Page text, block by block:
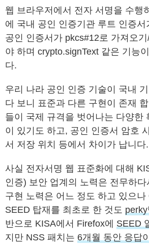
웹 브라우저에서 전자 서명을 수행
에 국내 공인 인증기관 루트 인증
공인 인증서가 pkcs#12로 가져오
야 하며 crypto.signText 같은 기능
다.
우리 나라 공인 인증 기술이 국내
다 보니 표준과 다른 구현이 존재
들이 국제 규격을 벗어나는 다양한
이 있기도 하고, 공인 인증서 암호
서 저장 위치 등에서 차이가 납니다.
사실 전자서명 웹 표준화에 대해
인증) 보안 업계의 노력은 전무하
구현 노력은 어느 정도 하고 있으나
SEED 탑재를 최초로 한 것도 perky
반으로 KISA에서 Firefox에 SEED
지만 NSS 패치는 6개월 동안 응답